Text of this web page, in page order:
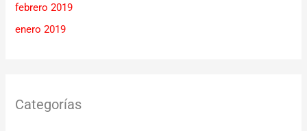
febrero 2019
enero 2019
Categorías